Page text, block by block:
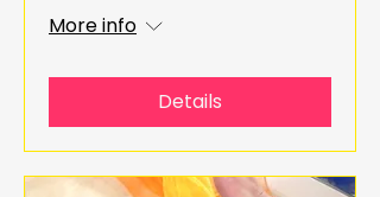
More info
Details